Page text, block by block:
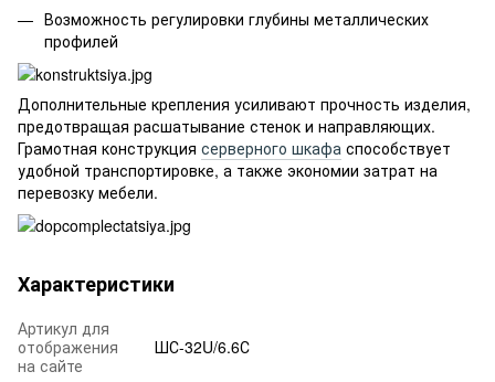
Возможность регулировки глубины металлических
профилей
Дополнительные крепления усиливают прочность изделия,
предотвращая расшатывание стенок и направляющих.
Грамотная конструкция серверного шкафа способствует
удобной транспортировке, а также экономии затрат на
перевозку мебели.
Характеристики
Артикул для
отображения
на сайте
ШС-32U/6.6С